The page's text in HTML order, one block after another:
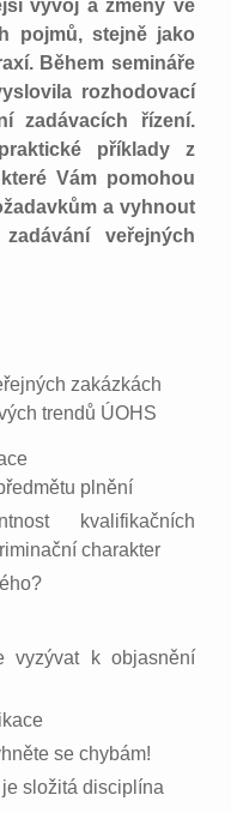
vývoj a změny ve
pojmů, stejně jako
Během semináře
rozhodovací
zadávacích řízení.
příklady z
Vám pomohou
a vyhnout
veřejných
zakázkách
trendů ÚOHS
plnění
kvalifikačních
charakter
vyzývat k objasnění
se chybám!
složitá disciplína